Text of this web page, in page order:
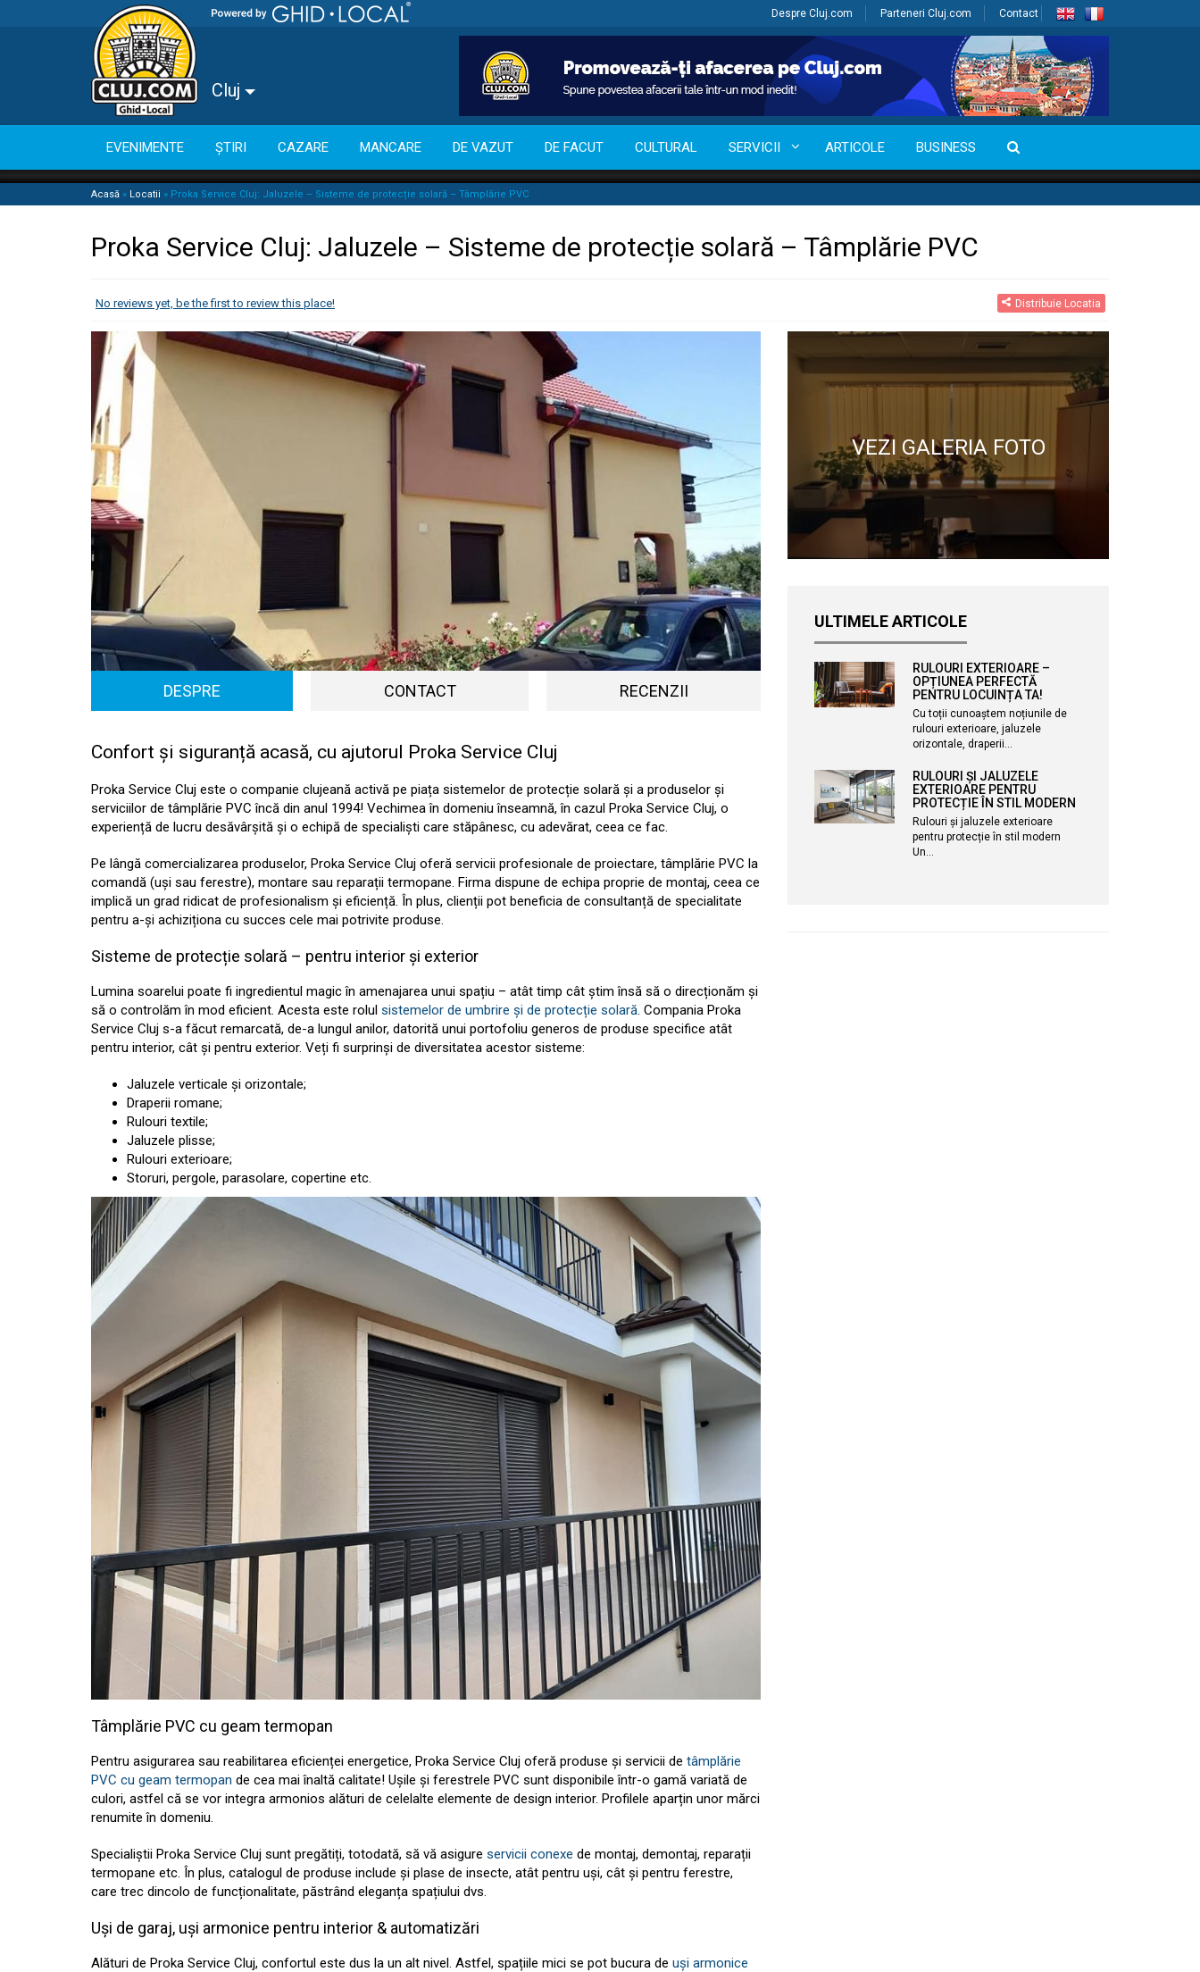
Despre Cluj.com Parteneri Cluj.com Contact
Cluj
EVENIMENTE ȘTIRI CAZARE MANCARE DE VAZUT DE FACUT CULTURAL SERVICII ARTICOLE BUSINESS
Acasă » Locatii » Proka Service Cluj: Jaluzele – Sisteme de protecție solară – Tâmplărie PVC
Proka Service Cluj: Jaluzele – Sisteme de protecție solară – Tâmplărie PVC
No reviews yet, be the first to review this place! Distribuie Locatia
DESPRE CONTACT RECENZII
Confort și siguranță acasă, cu ajutorul Proka Service Cluj
Proka Service Cluj este o companie clujeană activă pe piața sistemelor de protecție solară și a produselor și
serviciilor de tâmplărie PVC încă din anul 1994! Vechimea în domeniu înseamnă, în cazul Proka Service Cluj, o
experiență de lucru desăvârșită și o echipă de specialiști care stăpânesc, cu adevărat, ceea ce fac.
Pe lângă comercializarea produselor, Proka Service Cluj oferă servicii profesionale de proiectare, tâmplărie PVC la
comandă (uși sau ferestre), montare sau reparații termopane. Firma dispune de echipa proprie de montaj, ceea ce
implică un grad ridicat de profesionalism și eficiență. În plus, clienții pot beneficia de consultanță de specialitate
pentru a-și achiziționa cu succes cele mai potrivite produse.
Sisteme de protecție solară – pentru interior și exterior
Lumina soarelui poate fi ingredientul magic în amenajarea unui spațiu – atât timp cât știm însă să o direcționăm și
să o controlăm în mod eficient. Acesta este rolul sistemelor de umbrire și de protecție solară. Compania Proka
Service Cluj s-a făcut remarcată, de-a lungul anilor, datorită unui portofoliu generos de produse specifice atât
pentru interior, cât și pentru exterior. Veți fi surprinși de diversitatea acestor sisteme:
Jaluzele verticale și orizontale;
Draperii romane;
Rulouri textile;
Jaluzele plisse;
Rulouri exterioare;
Storuri, pergole, parasolare, copertine etc.
Tâmplărie PVC cu geam termopan
Pentru asigurarea sau reabilitarea eficienței energetice, Proka Service Cluj oferă produse și servicii de tâmplărie
PVC cu geam termopan de cea mai înaltă calitate! Ușile și ferestrele PVC sunt disponibile într-o gamă variată de
culori, astfel că se vor integra armonios alături de celelalte elemente de design interior. Profilele aparțin unor mărci
renumite în domeniu.
Specialiștii Proka Service Cluj sunt pregătiți, totodată, să vă asigure servicii conexe de montaj, demontaj, reparații
termopane etc. În plus, catalogul de produse include și plase de insecte, atât pentru uși, cât și pentru ferestre,
care trec dincolo de funcționalitate, păstrând eleganța spațiului dvs.
Uși de garaj, uși armonice pentru interior & automatizări
Alături de Proka Service Cluj, confortul este dus la un alt nivel. Astfel, spațiile mici se pot bucura de uși armonice
VEZI GALERIA FOTO
ULTIMELE ARTICOLE
RULOURI EXTERIOARE –
OPȚIUNEA PERFECTĂ
PENTRU LOCUINȚA TA!
Cu toții cunoaștem noțiunile de
rulouri exterioare, jaluzele
orizontale, draperii…
RULOURI ȘI JALUZELE
EXTERIOARE PENTRU
PROTECȚIE ÎN STIL MODERN
Rulouri și jaluzele exterioare
pentru protecție în stil modern
Un…